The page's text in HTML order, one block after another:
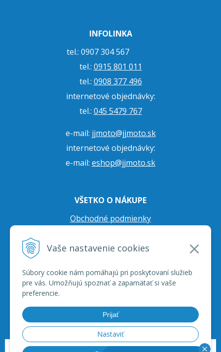
Vaše nastavenie cookies
Súbory cookie nám pomáhajú pri poskytovaní služieb
pre vás. Umožňujú spoznať a zapamätať si vaše
preferencie.
Prijať
Nastaviť
INFOLINKA
tel.: 0907 304 567
tel.: 0915 801 011
tel.: 0908 377 496
internetové objednávky:
tel.: 045 5479 767
e-mail: jjmoto@jjmoto.sk
internetové objednávky:
e-mail: eshop@jjmoto.sk
VŠETKO O NÁKUPE
Obchodné podmienky
Prepravné podmienky